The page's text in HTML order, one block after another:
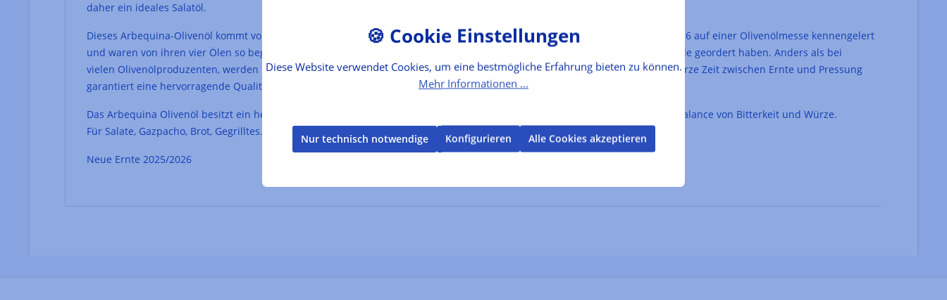
daher ein ideales Salatöl.
Dieses Arbequina-Olivenöl kommt von Deortegas, einem spanischen Familienbetrieb. Wir haben Martha und ihren Bruder 2016 auf einer Olivenölmesse kennengelert
und waren von ihren vier Ölen so begeistert, dass wir direkt für die kommende Erntekampagne alle von ihnen produzierten Öle geordert haben. Anders als bei
vielen Olivenölproduzenten, werden bei Deortegas ausschließlich die Oliven der eigenen Plantagen verarbeitet. Die extrem kurze Zeit zwischen Ernte und Pressung
garantiert eine hervorragende Qualität.
Das Arbequina Olivenöl besitzt ein herrliches grünes Bouquet, Noten von Banane, Artischocke und Grüner Mandel. Perfekte Balance von Bitterkeit und Würze.
Für Salate, Gazpacho, Brot, Gegrilltes.
Neue Ernte 2025/2026
Diese Website verwendet Cookies, um eine bestmögliche Erfahrung bieten zu können.
Mehr Informationen ...
Nur technisch notwendige Konfigurieren Alle Cookies akzeptieren